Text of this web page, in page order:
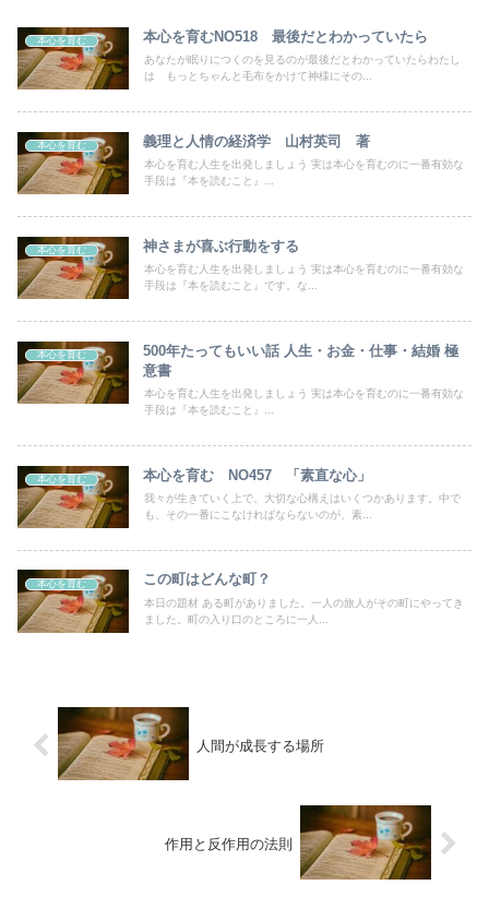
本心を育む 本心を育むNO518 最後だとわかっていたら
あなたが眠りにつくのを見るのが最後だとわかっていたらわたし
は もっとちゃんと毛布をかけて神様にその...
本心を育む 義理と人情の経済学 山村英司 著
本心を育む人生を出発しましょう 実は本心を育むのに一番有効な
手段は『本を読むこと』...
本心を育む 神さまが喜ぶ行動をする
本心を育む人生を出発しましょう 実は本心を育むのに一番有効な
手段は『本を読むこと』です。な...
本心を育む
500年たってもいい話 人生・お金・仕事・結婚 極
意書
本心を育む人生を出発しましょう 実は本心を育むのに一番有効な
手段は『本を読むこと』...
本心を育む 本心を育む NO457 「素直な心」
我々が生きていく上で、大切な心構えはいくつかあります。中で
も、その一番にこなければならないのが、素...
本心を育む この町はどんな町？
本日の題材 ある町がありました。一人の旅人がその町にやってき
ました。町の入り口のところに一人...
人間が成長する場所
作用と反作用の法則